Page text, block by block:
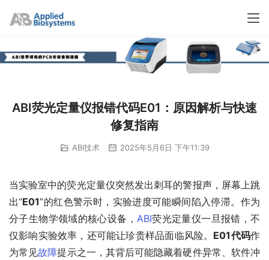
ABI荧光定量仪报错代码E01：原因解析与快速
修复指南
ABI技术 2025年5月6日 下午11:39
当实验室中的荧光定量仪突然发出刺耳的警报声，屏幕上跳
出“E01”的红色警示时，实验进度可能瞬间陷入停滞。作为
分子生物学领域的核心设备， ABI荧光定量仪一旦报错，不
仅影响实验效率，还可能让珍贵样品面临风险。 E01代码作
为常见故障提示之一，其背后可能隐藏着硬件异常、软件冲